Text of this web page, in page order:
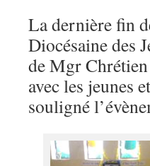
La dernière fin
Diocésaine des
de Mgr
avec les jeunes
souligné